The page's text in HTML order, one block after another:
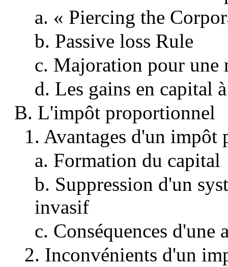
a. « Piercing the
b. Passive loss Rule
c. Majoration pour
d. Les gains en capital
B. L'impôt proportionnel
1. Avantages d'un
a. Formation du capital
b. Suppression d'un
invasif
c. Conséquences
2. Inconvénients d'un